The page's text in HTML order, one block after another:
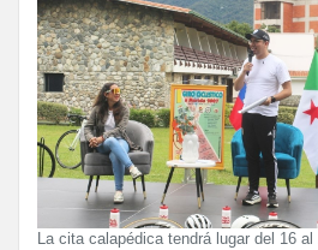
La cita calapédica tendrá lugar del 16